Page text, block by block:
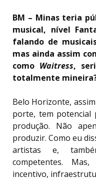
BM – Minas teria
musical, nível
falando de
mas ainda assim
como Waitress,
totalmente
Belo Horizonte,
porte, tem potencial
produção. Não
produzir. Como eu
artistas e,
competentes.
incentivo,